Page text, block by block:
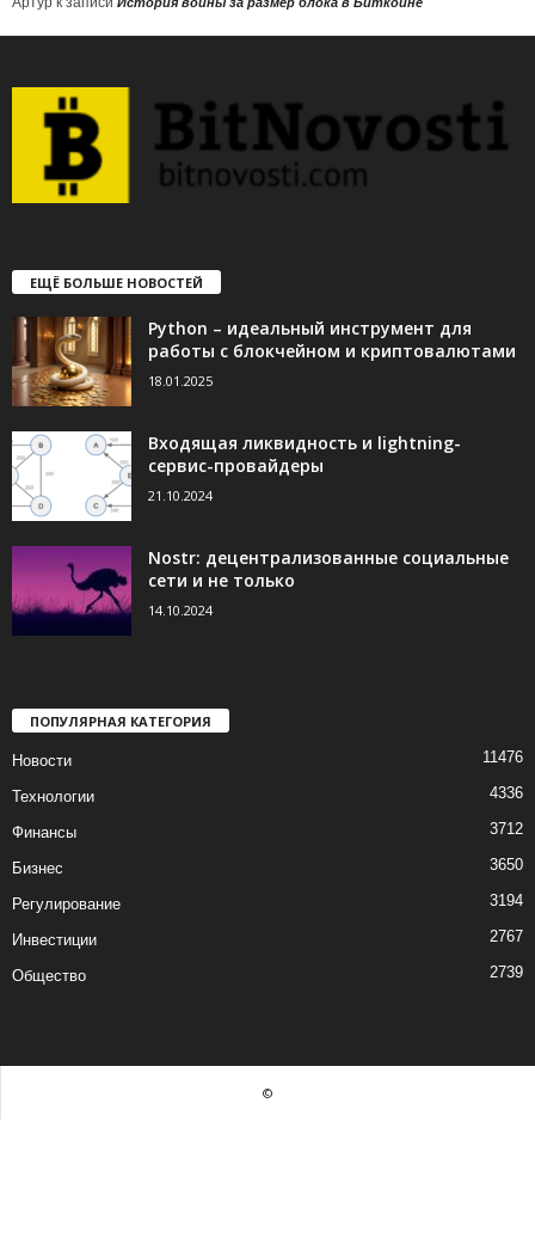
История войны за размер блока в Биткойне
ЕЩЁ БОЛЬШЕ НОВОСТЕЙ
Python – идеальный инструмент для
работы с блокчейном и криптовалютами
18.01.2025
Входящая ликвидность и lightning-
сервис-провайдеры
21.10.2024
Nostr: децентрализованные социальные
сети и не только
14.10.2024
ПОПУЛЯРНАЯ КАТЕГОРИЯ
Новости 11476
Технологии 4336
Финансы 3712
Бизнес 3650
Регулирование 3194
Инвестиции 2767
Общество 2739
©